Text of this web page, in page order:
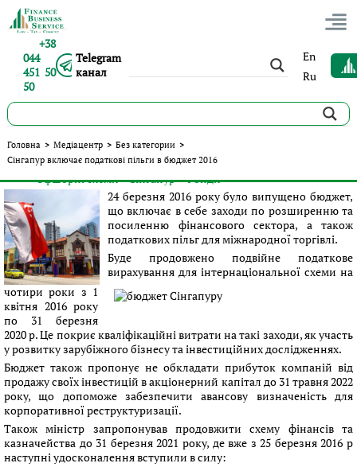
+38
044
451 50
50
Telegram
канал
En
Ru
Головна > Медіацентр > Без категории >
Сінгапур включає податкові пільги в бюджет 2016
Сінгапур включає податкові пільги в бюджет 2016
Опубліковано: Сергій Панов | 30.03.2016 | Без категории
Теги: #Офшорні схеми #Сінгапур #Фонди
24 березня 2016 року було випущено бюджет,
що включає в себе заходи по розширенню та
посиленню фінансового сектора, а також
податкових пільг для міжнародної торгівлі.
Буде продовжено подвійне податкове
вирахування для інтернаціональної схеми на
чотири роки з 1
квітня 2016 року
по 31 березня
2020 р. Це покриє кваліфікаційні витрати на такі заходи, як участь
у розвитку зарубіжного бізнесу та інвестиційних дослідженнях.
Бюджет також пропонує не обкладати прибуток компаній від
продажу своїх інвестицій в акціонерний капітал до 31 травня 2022
року, що допоможе забезпечити авансову визначеність для
корпоративної реструктуризації.
Також міністр запропонував продовжити схему фінансів та
казначейства до 31 березня 2021 року, де вже з 25 березня 2016 р
наступні удосконалення вступили в силу: